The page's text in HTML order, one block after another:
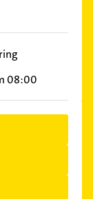
08:00